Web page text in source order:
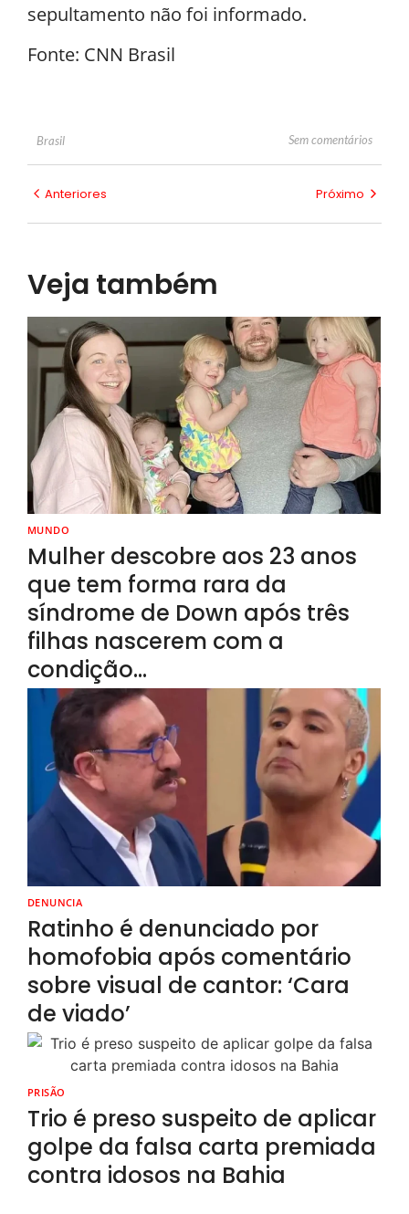
sepultamento não foi informado.
Fonte: CNN Brasil
Brasil Sem comentários
Anteriores Próximo
Veja também
MUNDO
Mulher descobre aos 23 anos
que tem forma rara da
síndrome de Down após três
filhas nascerem com a
condição…
DENUNCIA
Ratinho é denunciado por
homofobia após comentário
sobre visual de cantor: ‘Cara
de viado’
PRISÃO
Trio é preso suspeito de aplicar
golpe da falsa carta premiada
contra idosos na Bahia